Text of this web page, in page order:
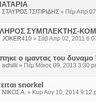
ΣΤΑΥΡΟΣ ΤΣΙΤΙΡΙΔΗΣ » Πέμ Απρ
ΣΥΜΠΛΕΚΤΗΣ-
JOKER410 » Σάβ Απρ 02, 2011
ο ιμαντας του δυναμο
achilli » Πέμ Μάιος 09, 2013 3:30
snorkel
ΝΙΚΟΣ Α. » Κυρ Αύγ 10, 2014 9:12